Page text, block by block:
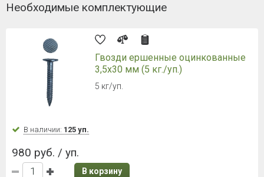
Необходимые комплектующие
Гвозди ершенные оцинкованные
3,5х30 мм (5 кг./уп.)
5 кг/уп.
В наличии: 125 уп.
980 руб. / уп.
В корзину